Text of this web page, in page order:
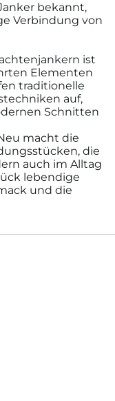
bekannt,
Verbindung von
ist
Elementen
traditionelle
auf,
Schnitten
macht die
die
auch im Alltag
lebendige
und die